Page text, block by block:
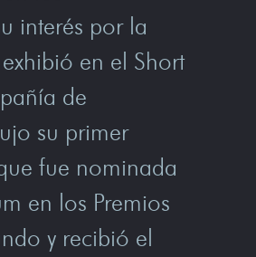
interés por la
en el Short
de
su primer
fue nominada
en los Premios
y recibió el